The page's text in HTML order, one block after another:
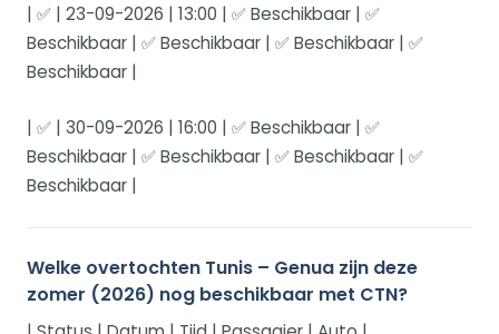
| ✅ | 23-09-2026 | 13:00 | ✅ Beschikbaar | ✅
Beschikbaar | ✅ Beschikbaar | ✅ Beschikbaar | ✅
Beschikbaar |
| ✅ | 30-09-2026 | 16:00 | ✅ Beschikbaar | ✅
Beschikbaar | ✅ Beschikbaar | ✅ Beschikbaar | ✅
Beschikbaar |
Welke overtochten Tunis – Genua zijn deze
zomer (2026) nog beschikbaar met CTN?